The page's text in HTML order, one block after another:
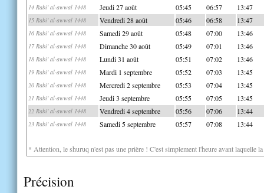
14 Rabi' al-awwal 1448 Jeudi 27 août 05:45 06:57 13:47
15 Rabi' al-awwal 1448 Vendredi 28 août 05:46 06:58 13:47
16 Rabi' al-awwal 1448 Samedi 29 août 05:48 07:00 13:46
17 Rabi' al-awwal 1448 Dimanche 30 août 05:49 07:01 13:46
18 Rabi' al-awwal 1448 Lundi 31 août 05:51 07:02 13:46
19 Rabi' al-awwal 1448 Mardi 1 septembre 05:52 07:03 13:45
20 Rabi' al-awwal 1448 Mercredi 2 septembre 05:53 07:04 13:45
21 Rabi' al-awwal 1448 Jeudi 3 septembre 05:55 07:05 13:45
22 Rabi' al-awwal 1448 Vendredi 4 septembre 05:56 07:06 13:44
23 Rabi' al-awwal 1448 Samedi 5 septembre 05:57 07:08 13:44
* Attention, le shuruq n'est pas une prière ! C'est simplement l'heure avant laquelle
Précision